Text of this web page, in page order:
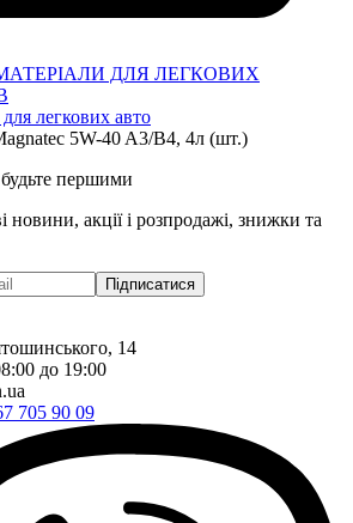
ДЛЯ ЛЕГКОВИХ
легкових авто
5W-40 A3/B4, 4л (шт.)
першими
новини, акції і розпродажі, знижки та
Підписатися
14
до 19:00
705 90 09